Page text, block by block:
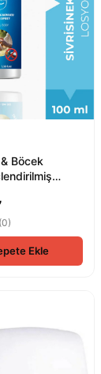
Böcek
(0)
Ekle